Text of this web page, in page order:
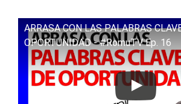
ARRASA CON LAS PALABRAS
OPORTUNIDAD - #RomuTV Ep. 16